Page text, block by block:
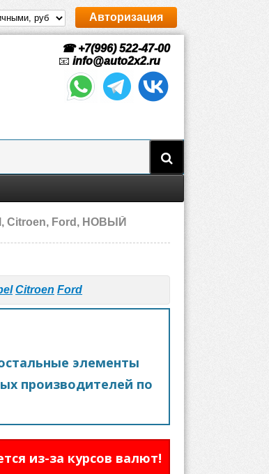
Авторизация
☎ +7(996) 522-47-00
📧 info@auto2x2.ru
Citroen, Ford, НОВЫЙ
Citroen Ford
элементы
производителей по
из-за курсов валют!